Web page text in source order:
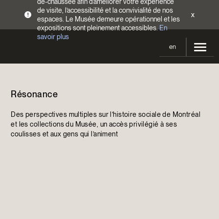
!
de visite, l’accessibilité et la convivialité de nos
espaces. Le Musée demeure opérationnel et les
expositions sont pleinement accessibles.En
savoir plus
x
en
Tarifs
Accès
En cours et à venir
Expositions passées
Activités
Calendrier
Résonance
Des perspectives multiples sur l’histoire sociale de Montréal
et les collections du Musée, un accès privilégié à ses
coulisses et aux gens qui l’animent